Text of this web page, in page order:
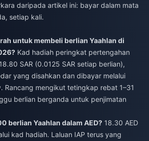
daripada artikel ini: bayar dalam mata
setiap kali.
untuk membeli berlian Yaahlan di
Kad hadiah peringkat pertengahan
SAR (0.0125 SAR setiap berlian),
yang disahkan dan dibayar melalui
Rancang mengikut tetingkap rebat 1–31
berlian berganda untuk penjimatan
berlian Yaahlan dalam AED? 18.30 AED
kad hadiah. Laluan IAP terus yang